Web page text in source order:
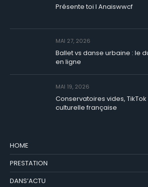
Présente toi I Anaiswwcf
MAI 27, 2026
Ballet vs danse urbaine : le
en ligne
MAI 19, 2026
Conservatoires vides,
culturelle française
HOME
PRESTATION
DANS’ACTU